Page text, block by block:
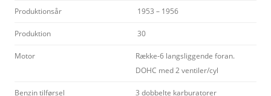
Produktionsår 1953 – 1956
Produktion 30
Motor
Række-6 langsliggende foran.
DOHC med 2 ventiler/cyl
Benzin tilførsel 3 dobbelte karburatorer